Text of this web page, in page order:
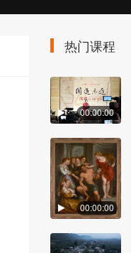
热门课程
00:00:00
00:00:00